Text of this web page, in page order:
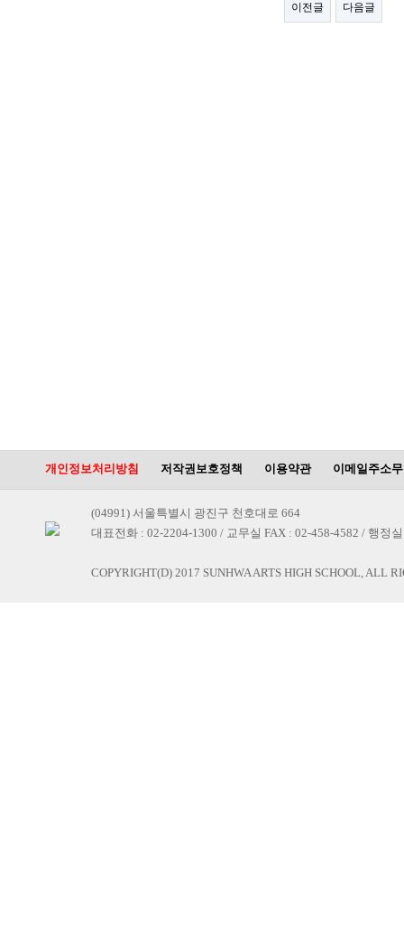
이전글 다음글
개인정보처리방침 저작권보호정책 이용약관 이메일주소
(04991) 서울특별시 광진구 천호대로 664
대표전화 : 02-2204-1300 / 교무실 FAX : 02-458-4582 / 행정
COPYRIGHT(D) 2017 SUNHWA ARTS HIGH SCHOOL, ALL